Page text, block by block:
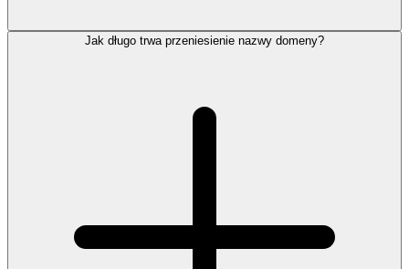
Jak długo trwa przeniesienie nazwy domeny?